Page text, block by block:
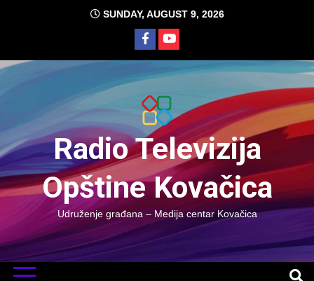
SUNDAY, AUGUST 9, 2026
Radio Televizija
Opštine Kovačica
Udruženje građana – Medija centar Kovačica